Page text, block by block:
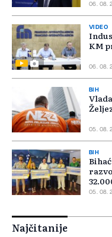
06. 08.
VIDEO
KM
06. 08.
BIH
05. 08.
BIH
05. 08.
Najčitanije